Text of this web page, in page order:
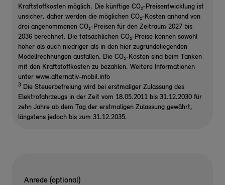
Kraftstoffkosten möglich. Die künftige CO₂-Preisentwicklung ist
unsicher, daher werden die möglichen CO₂-Kosten anhand von
drei angenommenen CO₂-Preisen für den Zeitraum 2027 bis
2036 berechnet. Die tatsächlichen CO₂-Preise können sowohl
höher als auch niedriger als in den hier zugrundeliegenden
Modellrechnungen ausfallen. Die CO₂-Kosten sind beim Tanken
mit den Kraftstoffkosten zu bezahlen. Weitere Informationen
unter www.alternativ-mobil.info
3 Die Steuerbefreiung wird bei erstmaliger Zulassung des
Elektrofahrzeugs in der Zeit vom 18.05.2011 bis 31.12.2030 für
zehn Jahre ab dem Tag der erstmaligen Zulassung gewährt,
längstens jedoch bis zum 31.12.2035.
Anrede (optional)